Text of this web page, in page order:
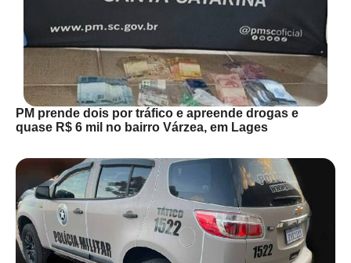
PM prende dois por tráfico e apreende drogas e
quase R$ 6 mil no bairro Várzea, em Lages